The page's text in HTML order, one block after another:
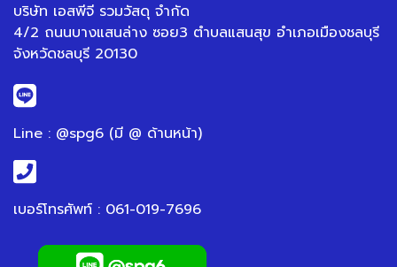
บริษัท เอสพีจี รวมวัสดุ จำกัด
4/2 ถนนบางแสนล่าง ซอย3 ตำบลแสนสุข อำเภอเมืองชลบุรี
จังหวัดชลบุรี 20130
Line : @spg6 (มี @ ด้านหน้า)
เบอร์โทรศัพท์ : 061-019-7696